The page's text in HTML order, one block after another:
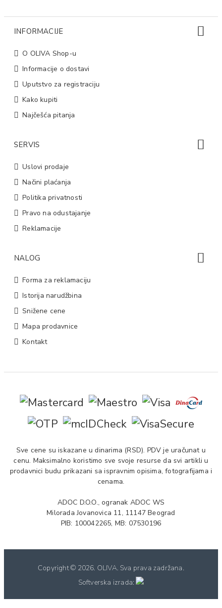
INFORMACIJE
O OLIVA Shop-u
Informacije o dostavi
Uputstvo za registraciju
Kako kupiti
Najčešća pitanja
SERVIS
Uslovi prodaje
Načini plaćanja
Politika privatnosti
Pravo na odustajanje
Reklamacije
NALOG
Forma za reklamaciju
Istorija narudžbina
Snižene cene
Mapa prodavnice
Kontakt
Sve cene su iskazane u dinarima (RSD). PDV je uračunat u
cenu. Maksimalno koristimo sve svoje resurse da svi artikli u
prodavnici budu prikazani sa ispravnim opisima, fotografijama i
cenama.
ADOC D.O.O., ogranak ADOC WS
Milorada Jovanovica 11, 11147 Beograd
PIB: 100042265, MB: 07530196
Copyright © 2026. OLIVA. Sva prava zadržana.
Softverska izrada: